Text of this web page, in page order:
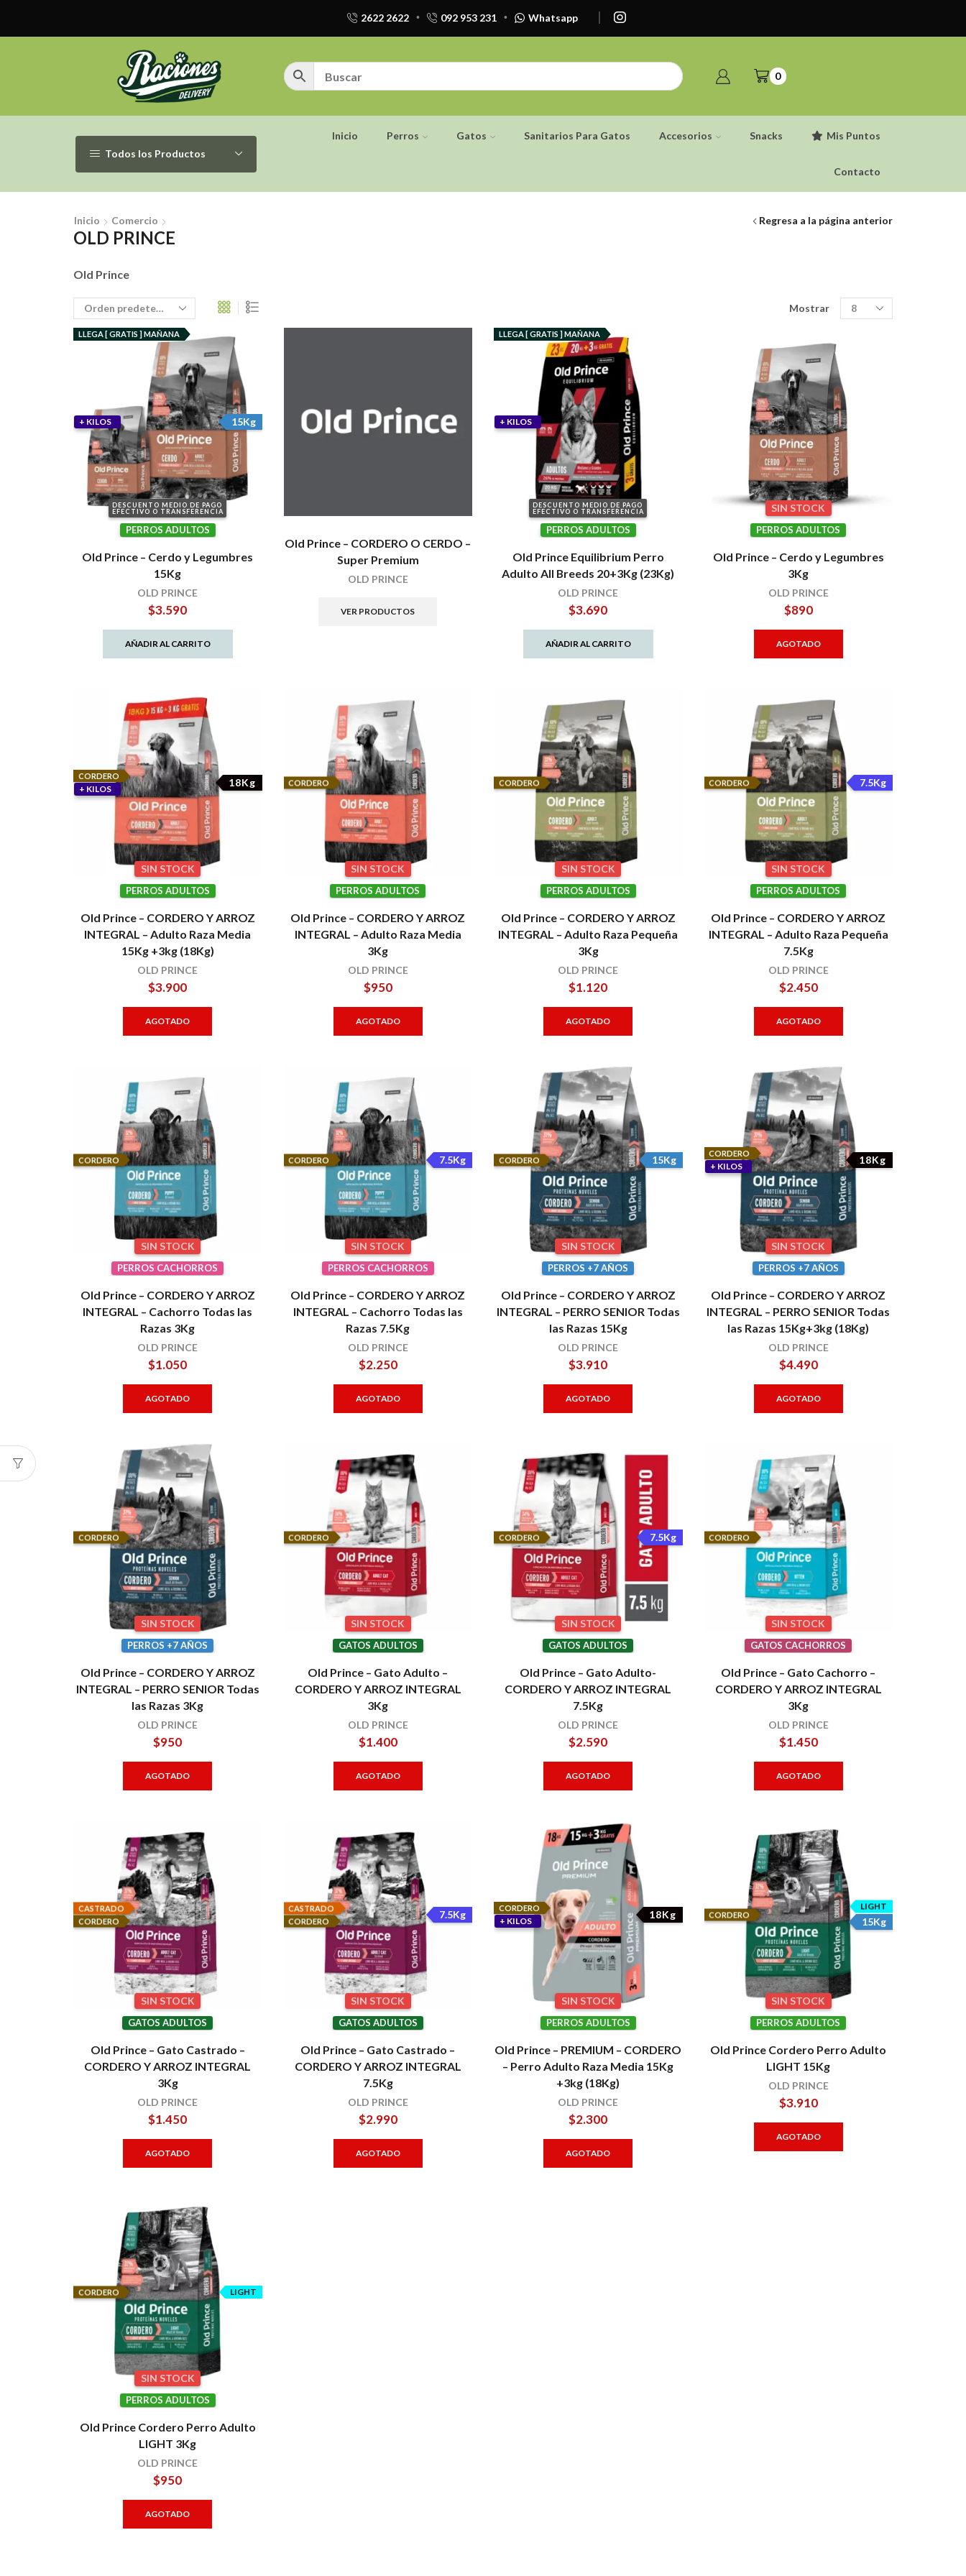
2622 2622 092 953 231 Whatsapp
0
Todos los Productos
Inicio Perros Gatos Sanitarios Para Gatos Accesorios Snacks Mis Puntos
Contacto
Inicio Comercio
OLD PRINCE
Regresa a la página anterior
Old Prince
Mostrar
Productos
por
DESCUENTO MEDIO DE PAGO
EFECTIVO O TRANSFERENCIA
+ KILOS 15Kg
LLEGA [ GRATIS ] MAÑANA
PERROS ADULTOS
Old Prince – Cerdo y Legumbres
15Kg
OLD PRINCE
$3.590
AÑADIR AL CARRITO
Old Prince – CORDERO O CERDO –
Super Premium
OLD PRINCE
VER PRODUCTOS
DESCUENTO MEDIO DE PAGO
EFECTIVO O TRANSFERENCIA
+ KILOS
LLEGA [ GRATIS ] MAÑANA
PERROS ADULTOS
Old Prince Equilibrium Perro
Adulto All Breeds 20+3Kg (23Kg)
OLD PRINCE
$3.690
AÑADIR AL CARRITO
SIN STOCK
PERROS ADULTOS
Old Prince – Cerdo y Legumbres
3Kg
OLD PRINCE
$890
AGOTADO
SIN STOCK
CORDERO
+ KILOS
18Kg
PERROS ADULTOS
Old Prince – CORDERO Y ARROZ
INTEGRAL – Adulto Raza Media
15Kg +3kg (18Kg)
OLD PRINCE
$3.900
AGOTADO
SIN STOCK
CORDERO
PERROS ADULTOS
Old Prince – CORDERO Y ARROZ
INTEGRAL – Adulto Raza Media
3Kg
OLD PRINCE
$950
AGOTADO
SIN STOCK
CORDERO
PERROS ADULTOS
Old Prince – CORDERO Y ARROZ
INTEGRAL – Adulto Raza Pequeña
3Kg
OLD PRINCE
$1.120
AGOTADO
SIN STOCK
CORDERO 7.5Kg
PERROS ADULTOS
Old Prince – CORDERO Y ARROZ
INTEGRAL – Adulto Raza Pequeña
7.5Kg
OLD PRINCE
$2.450
AGOTADO
SIN STOCK
CORDERO
PERROS CACHORROS
Old Prince – CORDERO Y ARROZ
INTEGRAL – Cachorro Todas las
Razas 3Kg
OLD PRINCE
$1.050
AGOTADO
SIN STOCK
CORDERO 7.5Kg
PERROS CACHORROS
Old Prince – CORDERO Y ARROZ
INTEGRAL – Cachorro Todas las
Razas 7.5Kg
OLD PRINCE
$2.250
AGOTADO
SIN STOCK
CORDERO 15Kg
PERROS +7 AÑOS
Old Prince – CORDERO Y ARROZ
INTEGRAL – PERRO SENIOR Todas
las Razas 15Kg
OLD PRINCE
$3.910
AGOTADO
SIN STOCK
CORDERO
+ KILOS
18Kg
PERROS +7 AÑOS
Old Prince – CORDERO Y ARROZ
INTEGRAL – PERRO SENIOR Todas
las Razas 15Kg+3kg (18Kg)
OLD PRINCE
$4.490
AGOTADO
SIN STOCK
CORDERO
PERROS +7 AÑOS
Old Prince – CORDERO Y ARROZ
INTEGRAL – PERRO SENIOR Todas
las Razas 3Kg
OLD PRINCE
$950
AGOTADO
SIN STOCK
CORDERO
GATOS ADULTOS
Old Prince – Gato Adulto –
CORDERO Y ARROZ INTEGRAL
3Kg
OLD PRINCE
$1.400
AGOTADO
SIN STOCK
CORDERO 7.5Kg
GATOS ADULTOS
Old Prince – Gato Adulto-
CORDERO Y ARROZ INTEGRAL
7.5Kg
OLD PRINCE
$2.590
AGOTADO
SIN STOCK
CORDERO
GATOS CACHORROS
Old Prince – Gato Cachorro –
CORDERO Y ARROZ INTEGRAL
3Kg
OLD PRINCE
$1.450
AGOTADO
SIN STOCK
CASTRADO
CORDERO
GATOS ADULTOS
Old Prince – Gato Castrado –
CORDERO Y ARROZ INTEGRAL
3Kg
OLD PRINCE
$1.450
AGOTADO
SIN STOCK
CASTRADO
CORDERO
7.5Kg
GATOS ADULTOS
Old Prince – Gato Castrado –
CORDERO Y ARROZ INTEGRAL
7.5Kg
OLD PRINCE
$2.990
AGOTADO
SIN STOCK
CORDERO
+ KILOS
18Kg
PERROS ADULTOS
Old Prince – PREMIUM – CORDERO
– Perro Adulto Raza Media 15Kg
+3kg (18Kg)
OLD PRINCE
$2.300
AGOTADO
LIGHT
15Kg
SIN STOCK
CORDERO
PERROS ADULTOS
Old Prince Cordero Perro Adulto
LIGHT 15Kg
OLD PRINCE
$3.910
AGOTADO
LIGHT
SIN STOCK
CORDERO
PERROS ADULTOS
Old Prince Cordero Perro Adulto
LIGHT 3Kg
OLD PRINCE
$950
AGOTADO